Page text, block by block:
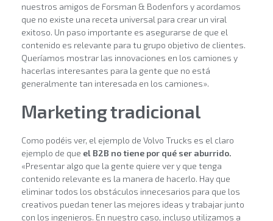
nuestros amigos de Forsman & Bodenfors y acordamos
que no existe una receta universal para crear un viral
exitoso. Un paso importante es asegurarse de que el
contenido es relevante para tu grupo objetivo de clientes.
Queríamos mostrar las innovaciones en los camiones y
hacerlas interesantes para la gente que no está
generalmente tan interesada en los camiones».
Marketing tradicional
Como podéis ver, el ejemplo de Volvo Trucks es el claro
ejemplo de que el B2B no tiene por qué ser aburrido.
«Presentar algo que la gente quiere ver y que tenga
contenido relevante es la manera de hacerlo. Hay que
eliminar todos los obstáculos innecesarios para que los
creativos puedan tener las mejores ideas y trabajar junto
con los ingenieros. En nuestro caso, incluso utilizamos a